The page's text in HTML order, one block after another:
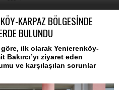
KARPAZ BÖLGESİNDE
BULUNDU
ilk olarak Yenierenköy-
Bakırcı’yı ziyaret eden
ve karşılaşılan sorunlar